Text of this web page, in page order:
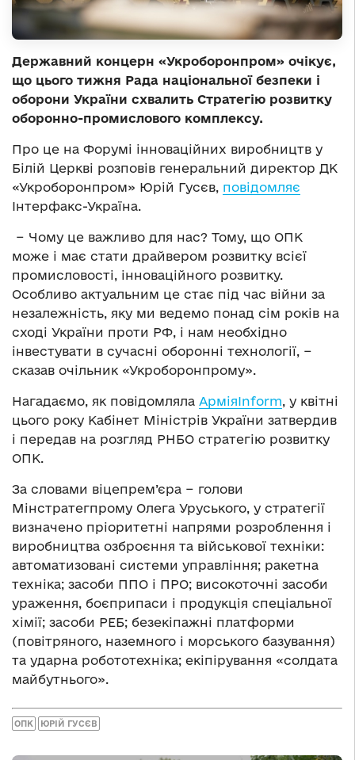
Державний концерн «Укроборонпром» очікує,
що цього тижня Рада національної безпеки і
оборони України схвалить Стратегію розвитку
оборонно-промислового комплексу.
Про це на Форумі інноваційних виробництв у
Білій Церкві розповів генеральний директор ДК
«Укроборонпром» Юрій Гусєв, повідомляє
Інтерфакс-Україна.
− Чому це важливо для нас? Тому, що ОПК
може і має стати драйвером розвитку всієї
промисловості, інноваційного розвитку.
Особливо актуальним це стає під час війни за
незалежність, яку ми ведемо понад сім років на
сході України проти РФ, і нам необхідно
інвестувати в сучасні оборонні технології, −
сказав очільник «Укроборонпрому».
Нагадаємо, як повідомляла АрміяInform, у квітні
цього року Кабінет Міністрів України затвердив
і передав на розгляд РНБО стратегію розвитку
ОПК.
За словами віцепрем’єра − голови
Мінстратегпрому Олега Уруського, у стратегії
визначено пріоритетні напрями розроблення і
виробництва озброєння та військової техніки:
автоматизовані системи управління; ракетна
техніка; засоби ППО і ПРО; високоточні засоби
ураження, боєприпаси і продукція спеціальної
хімії; засоби РЕБ; безекіпажні платформи
(повітряного, наземного і морського базування)
та ударна робототехніка; екіпірування «солдата
майбутнього».
ОПК ЮРІЙ ГУСЄВ